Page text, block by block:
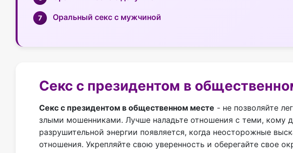
Оральный секс с мужчиной
Секс с президентом в
Секс с президентом в общественном месте - не позволяйте
злыми мошенниками. Лучше наладьте отношения с теми, кому
разрушительной энергии появляется, когда неосторожные
отношения. Укрепляйте свою уверенность и оберегайте свое